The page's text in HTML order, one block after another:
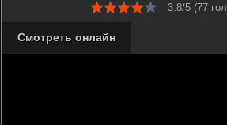
3.8/5 (77
Смотреть онлайн